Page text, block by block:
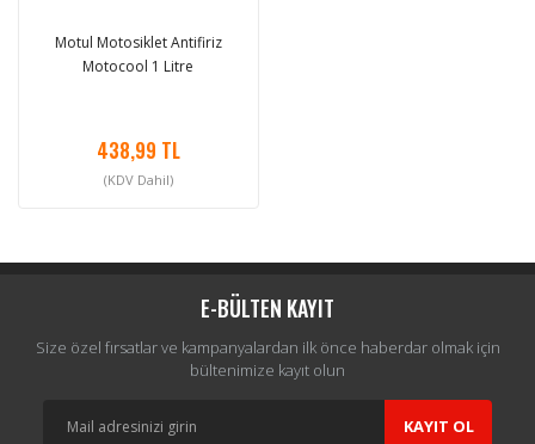
Motul Motosiklet Antifiriz
Motocool 1 Litre
438,99 TL
(KDV Dahil)
E-BÜLTEN KAYIT
Size özel fırsatlar ve kampanyalardan ilk önce haberdar olmak için
bültenimize kayıt olun
KAYIT OL